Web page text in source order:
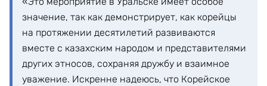
значение, так как демонстрирует, как корейцы
на протяжении десятилетий развиваются
вместе с казахским народом и представителями
других этносов, сохраняя дружбу и взаимное
уважение. Искренне надеюсь, что Корейское